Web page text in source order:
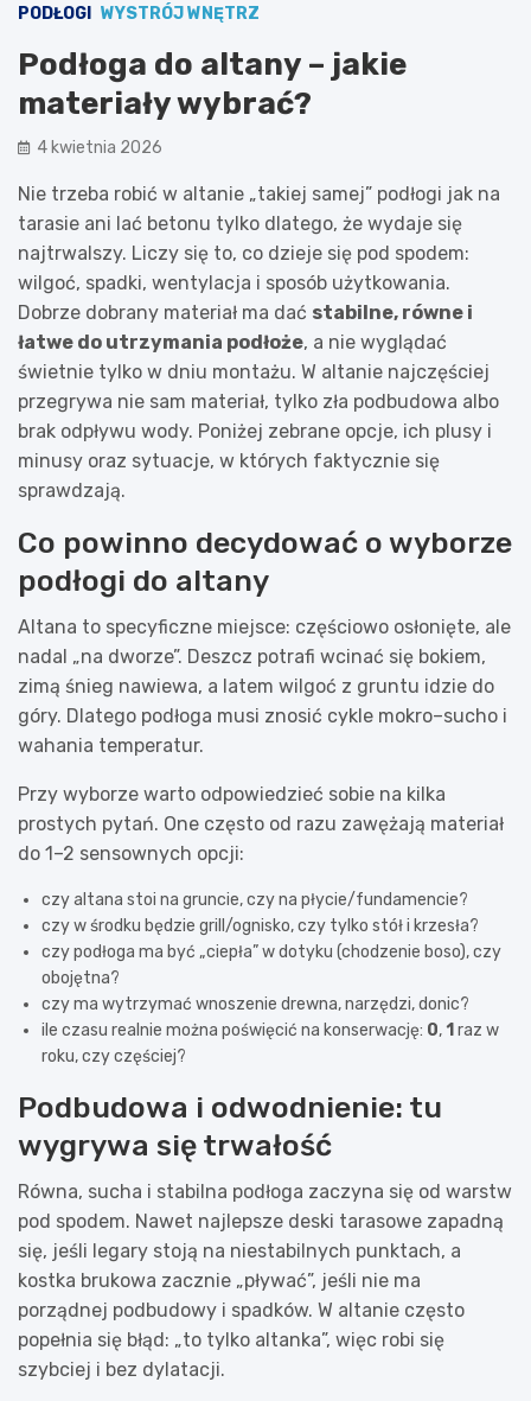
PODŁOGI WYSTRÓJ WNĘTRZ
Podłoga do altany – jakie
materiały wybrać?
4 kwietnia 2026
Nie trzeba robić w altanie „takiej samej” podłogi jak na
tarasie ani lać betonu tylko dlatego, że wydaje się
najtrwalszy. Liczy się to, co dzieje się pod spodem:
wilgoć, spadki, wentylacja i sposób użytkowania.
Dobrze dobrany materiał ma dać stabilne, równe i
łatwe do utrzymania podłoże, a nie wyglądać
świetnie tylko w dniu montażu. W altanie najczęściej
przegrywa nie sam materiał, tylko zła podbudowa albo
brak odpływu wody. Poniżej zebrane opcje, ich plusy i
minusy oraz sytuacje, w których faktycznie się
sprawdzają.
Co powinno decydować o wyborze
podłogi do altany
Altana to specyficzne miejsce: częściowo osłonięte, ale
nadal „na dworze”. Deszcz potrafi wcinać się bokiem,
zimą śnieg nawiewa, a latem wilgoć z gruntu idzie do
góry. Dlatego podłoga musi znosić cykle mokro–sucho i
wahania temperatur.
Przy wyborze warto odpowiedzieć sobie na kilka
prostych pytań. One często od razu zawężają materiał
do 1–2 sensownych opcji:
czy altana stoi na gruncie, czy na płycie/fundamencie?
czy w środku będzie grill/ognisko, czy tylko stół i krzesła?
czy podłoga ma być „ciepła” w dotyku (chodzenie boso), czy
obojętna?
czy ma wytrzymać wnoszenie drewna, narzędzi, donic?
ile czasu realnie można poświęcić na konserwację: 0,1 raz w
roku, czy częściej?
Podbudowa i odwodnienie: tu
wygrywa się trwałość
Równa, sucha i stabilna podłoga zaczyna się od warstw
pod spodem. Nawet najlepsze deski tarasowe zapadną
się, jeśli legary stoją na niestabilnych punktach, a
kostka brukowa zacznie „pływać”, jeśli nie ma
porządnej podbudowy i spadków. W altanie często
popełnia się błąd: „to tylko altanka”, więc robi się
szybciej i bez dylatacji.